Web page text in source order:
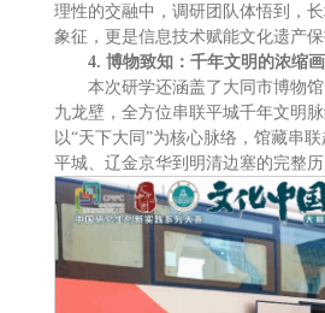
理性的交融中，调研团队体悟到，
象征，更是信息技术赋能文化遗产保
4. 博物致知：千年文明的浓缩
本次研学还涵盖了大同市博物
九龙壁，全方位串联平城千年文明
以“天下大同”为核心脉络，馆藏串
平城、辽金京华到明清边塞的完整历